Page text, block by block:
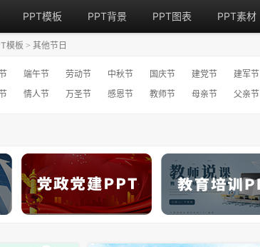
PPT模板 PPT背景 PPT图表 PPT素材
模板 > 其他节日
端午节 劳动节 中秋节 国庆节 建党节 建军节
情人节 万圣节 感恩节 教师节 母亲节 父亲节